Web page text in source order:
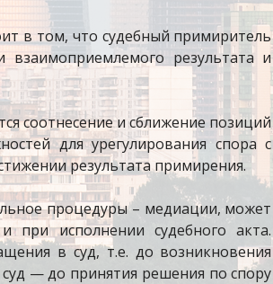
в том, что судебный примиритель
взаимоприемлемого результата и
соотнесение и сближение позиций
для урегулирования спора с
результата примирения.
процедуры – медиации, может
при исполнении судебного акта.
в суд, т.е. до возникновения
— до принятия решения по спору